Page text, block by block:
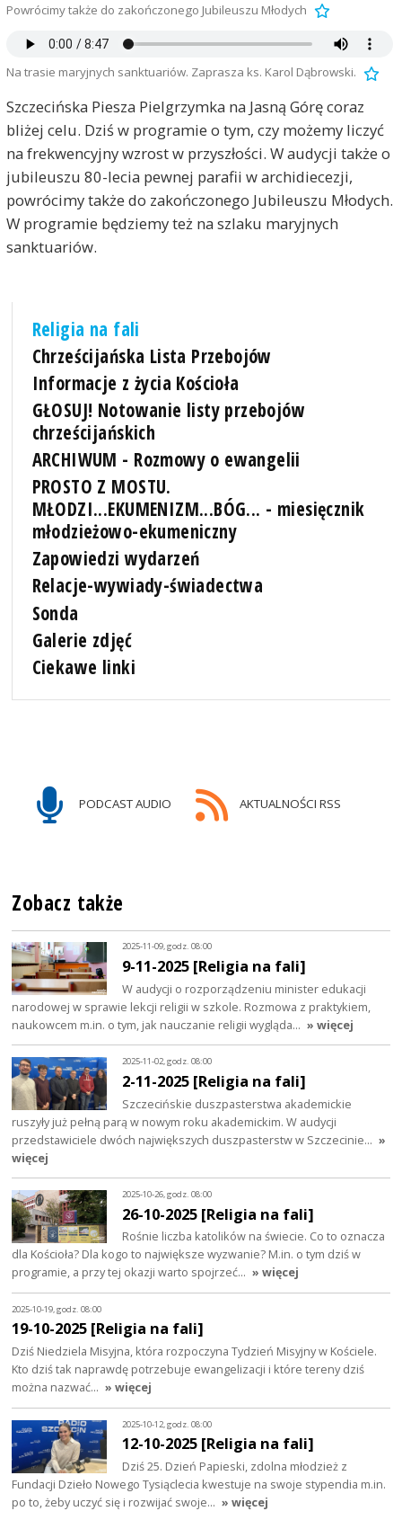
Powrócimy także do zakończonego Jubileuszu Młodych
Na trasie maryjnych sanktuariów. Zaprasza ks. Karol Dąbrowski.
Szczecińska Piesza Pielgrzymka na Jasną Górę coraz
bliżej celu. Dziś w programie o tym, czy możemy liczyć
na frekwencyjny wzrost w przyszłości. W audycji także o
jubileuszu 80-lecia pewnej parafii w archidiecezji,
powrócimy także do zakończonego Jubileuszu Młodych.
W programie będziemy też na szlaku maryjnych
sanktuariów.
Religia na fali
Chrześcijańska Lista Przebojów
Informacje z życia Kościoła
GŁOSUJ! Notowanie listy przebojów
chrześcijańskich
ARCHIWUM - Rozmowy o ewangelii
PROSTO Z MOSTU.
MŁODZI...EKUMENIZM...BÓG... - miesięcznik
młodzieżowo-ekumeniczny
Zapowiedzi wydarzeń
Relacje-wywiady-świadectwa
Sonda
Galerie zdjęć
Ciekawe linki
PODCAST AUDIO AKTUALNOŚCI RSS
Zobacz także
2025-11-09, godz. 08:00
9-11-2025 [Religia na fali]
W audycji o rozporządzeniu minister edukacji
narodowej w sprawie lekcji religii w szkole. Rozmowa z praktykiem,
naukowcem m.in. o tym, jak nauczanie religii wygląda… » więcej
2025-11-02, godz. 08:00
2-11-2025 [Religia na fali]
Szczecińskie duszpasterstwa akademickie
ruszyły już pełną parą w nowym roku akademickim. W audycji
przedstawiciele dwóch największych duszpasterstw w Szczecinie… »
więcej
2025-10-26, godz. 08:00
26-10-2025 [Religia na fali]
Rośnie liczba katolików na świecie. Co to oznacza
dla Kościoła? Dla kogo to największe wyzwanie? M.in. o tym dziś w
programie, a przy tej okazji warto spojrzeć… » więcej
2025-10-19, godz. 08:00
19-10-2025 [Religia na fali]
Dziś Niedziela Misyjna, która rozpoczyna Tydzień Misyjny w Kościele.
Kto dziś tak naprawdę potrzebuje ewangelizacji i które tereny dziś
można nazwać… » więcej
2025-10-12, godz. 08:00
12-10-2025 [Religia na fali]
Dziś 25. Dzień Papieski, zdolna młodzież z
Fundacji Dzieło Nowego Tysiąclecia kwestuje na swoje stypendia m.in.
po to, żeby uczyć się i rozwijać swoje… » więcej